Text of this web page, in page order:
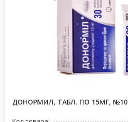
ДОНОРМИЛ, ТАБЛ. ПО 15МГ, №10